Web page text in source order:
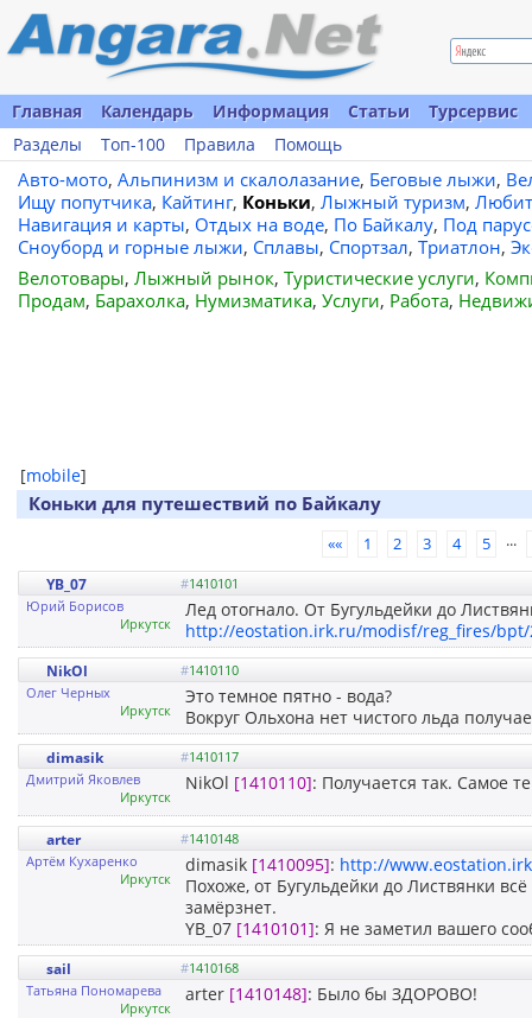
Главная Календарь Информация Статьи
Турсервис
Разделы
Топ-100 Правила Помощь
Авто-мото, Альпинизм и скалолазание, Беговые лыжи,
Ищу попутчика, Кайтинг, Коньки, Лыжный туризм,
Навигация и карты, Отдых на воде, По Байкалу, Под
Сноуборд и горные лыжи, Сплавы, Спортзал, Триатлон,
Велотовары, Лыжный рынок, Туристические услуги,
Продам, Барахолка, Нумизматика, Услуги, Работа,
[mobile]
Коньки для путешествий по Байкалу
«« 1 2 3 4 5 ...
YB_07 #1410101
Юрий Борисов
Иркутск
Лед отогнало. От Бугульдейки до
http://eostation.irk.ru/modisf/reg_fires/bpt/
NikOl #1410110
Олег Черных
Иркутск
Это темное пятно - вода?
Вокруг Ольхона нет чистого льда
dimasik #1410117
Дмитрий Яковлев
Иркутск
NikOl [1410110]: Получается так. Самое
arter #1410148
Артём Кухаренко
Иркутск
dimasik [1410095]: http://
Похоже, от Бугульдейки до Листвянки
замёрзнет.
YB_07 [1410101]: Я не заметил вашего
sail #1410168
Татьяна Пономарева
Иркутск
arter [1410148]: Было бы ЗДОРОВО!